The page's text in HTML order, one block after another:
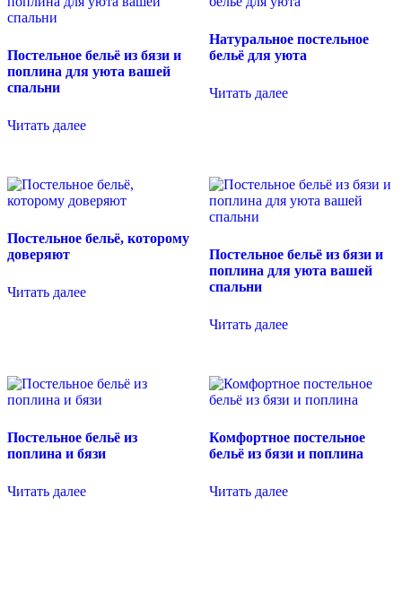
Постельное бельё из бязи и
поплина для уюта вашей
спальни
Читать далее
Натуральное постельное
бельё для уюта
Читать далее
Постельное бельё, которому
доверяют
Читать далее
Постельное бельё из бязи и
поплина для уюта вашей
спальни
Читать далее
Постельное бельё из
поплина и бязи
Читать далее
Комфортное постельное
бельё из бязи и поплина
Читать далее